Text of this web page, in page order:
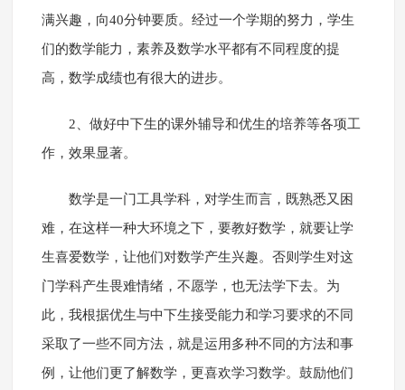
满兴趣，向40分钟要质。经过一个学期的努力，学生
们的数学能力，素养及数学水平都有不同程度的提
高，数学成绩也有很大的进步。
2、做好中下生的课外辅导和优生的培养等各项工
作，效果显著。
数学是一门工具学科，对学生而言，既熟悉又困
难，在这样一种大环境之下，要教好数学，就要让学
生喜爱数学，让他们对数学产生兴趣。否则学生对这
门学科产生畏难情绪，不愿学，也无法学下去。为
此，我根据优生与中下生接受能力和学习要求的不同
采取了一些不同方法，就是运用多种不同的方法和事
例，让他们更了解数学，更喜欢学习数学。鼓励他们